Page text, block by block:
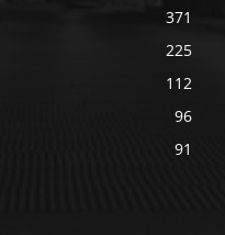
371
225
112
96
91